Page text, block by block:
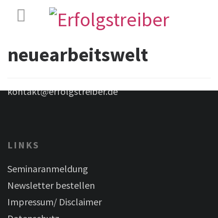
neuearbeitswelt
Lidia Schmiedel & Martin Schmiedel GbR
kontakt@erfolgstreiber.de
LINKS
Seminaranmeldung
Newsletter bestellen
Impressum/ Disclaimer